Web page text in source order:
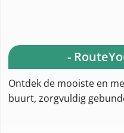
-
Ontdek de mooiste en
buurt, zorgvuldig